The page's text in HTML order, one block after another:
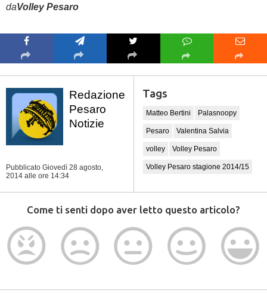
daVolley Pesaro
Redazione
Pesaro
Notizie
Pubblicato Giovedì 28 agosto,
2014 alle ore 14:34
Tags
Matteo Bertini Palasnoopy
Pesaro Valentina Salvia
volley Volley Pesaro
Volley Pesaro stagione 2014/15
Come ti senti dopo aver letto questo articolo?